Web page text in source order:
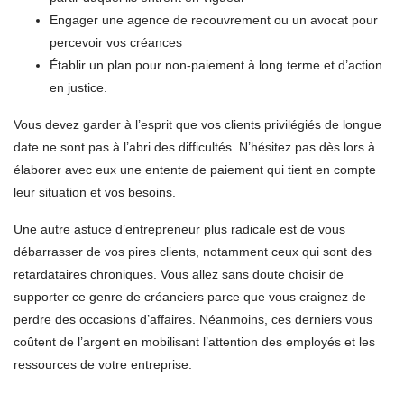
Engager une agence de recouvrement ou un avocat pour
percevoir vos créances
Établir un plan pour non-paiement à long terme et d’action
en justice.
Vous devez garder à l’esprit que vos clients privilégiés de longue
date ne sont pas à l’abri des difficultés. N’hésitez pas dès lors à
élaborer avec eux une entente de paiement qui tient en compte
leur situation et vos besoins.
Une autre astuce d’entrepreneur plus radicale est de vous
débarrasser de vos pires clients, notamment ceux qui sont des
retardataires chroniques. Vous allez sans doute choisir de
supporter ce genre de créanciers parce que vous craignez de
perdre des occasions d’affaires. Néanmoins, ces derniers vous
coûtent de l’argent en mobilisant l’attention des employés et les
ressources de votre entreprise.